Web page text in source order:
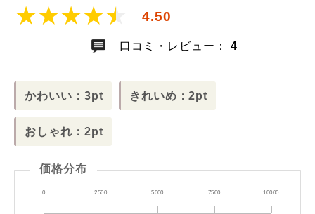
4.50
口コミ・レビュー： 4
かわいい：3pt きれいめ：2pt
おしゃれ：2pt
価格分布
0 2500 5000 7500 10000